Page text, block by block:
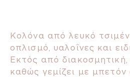
Κολόνα από λευκό
οπλισμό, υαλοΐνες και
Εκτός από διακοσμητική,
καθώς γεμίζει με